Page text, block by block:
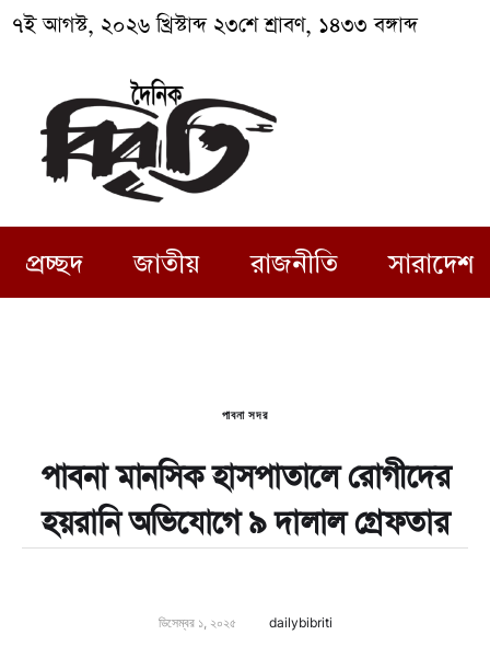
৭ই আগস্ট, ২০২৬ খ্রিস্টাব্দ ২৩শে শ্রাবণ, ১৪৩৩ বঙ্গাব্দ
প্রচ্ছদ জাতীয় রাজনীতি সারাদেশ
পাবনা সদর
পাবনা মানসিক হাসপাতালে রোগীদের
হয়রানি অভিযোগে ৯ দালাল গ্রেফতার
ডিসেম্বর ১, ২০২৫ dailybibriti